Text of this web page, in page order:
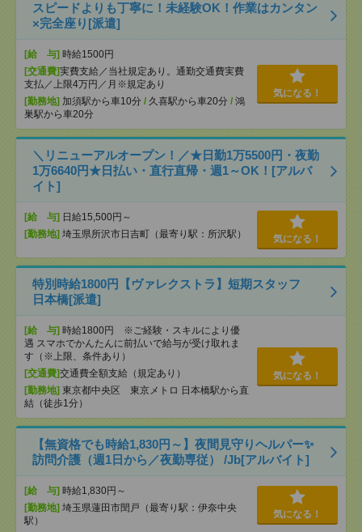
スピードよりも丁寧に！未経験OK！作業はカンタン
×完全座り[派遣]
[給 与] 時給1500円
[交通費]実費支給／当社規定あり。通勤交通費実費
支払／上限4万円／月※規定あり
[勤務地] 加須駅から車10分 / 久喜駅から車20分 / 鴻
巣駅から車20分
気になる！
＼リニューアルオープン！／★日勤1万5500円・夜勤
1万6640円★日払い・直行直帰・週1～OK！[アルバ
イト]
[給 与] 日給15,500円～
[勤務地] 埼玉県所沢市日吉町（最寄り駅：所沢駅） 気になる！
特別時給1800円【ヴァレクストラ】短期スタッフ
日本橋[派遣]
[給 与] 時給1800円 ※ご経験・スキルにより優
遇 スマホでかんたんに前払いで給与が受け取れま
す（※上限、条件あり）
[交通費]交通費全額支給（規定あり）
[勤務地] 東京都中央区 東京メトロ 日本橋駅から直
結（徒歩1分）
気になる！
【無資格でも時給1,830円～】夜間見守りヘルパー✨
訪問介護（週1日から／夜勤専従） /Jb[アルバイト]
[給 与] 時給1,830円～
[勤務地] 埼玉県蓮田市閏戸（最寄り駅：伊奈中央
駅）
気になる！